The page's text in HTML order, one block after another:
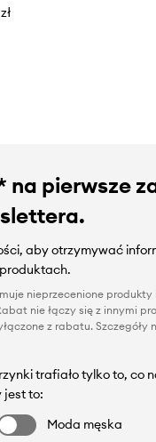
na pierwsze
aby otrzymywać
nieprzecenione produkty
nie łączy się z innymi
z rabatu. Szczegóły
trafiało tylko to, co
jest to:
Moda męska